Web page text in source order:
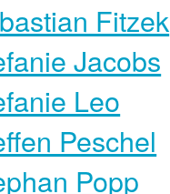
Fitzek
Jacobs
Leo
Peschel
Popp